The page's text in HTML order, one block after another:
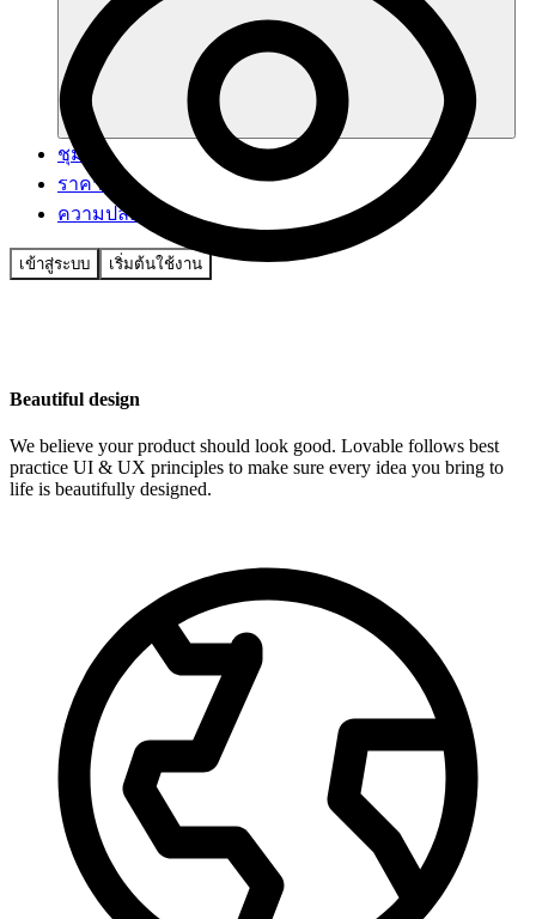
ชุมชน
ราคา
ความปลอดภัย
เข้าสู่ระบบ เริ่มต้นใช้งาน
Beautiful design
We believe your product should look good. Lovable follows best
practice UI & UX principles to make sure every idea you bring to
life is beautifully designed.